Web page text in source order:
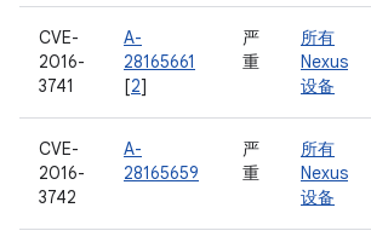
CVE-
2016-
3741
A-
28165661
[2]
严
重
所有
Nexus
设备
CVE-
2016-
3742
A-
28165659
严
重
所有
Nexus
设备